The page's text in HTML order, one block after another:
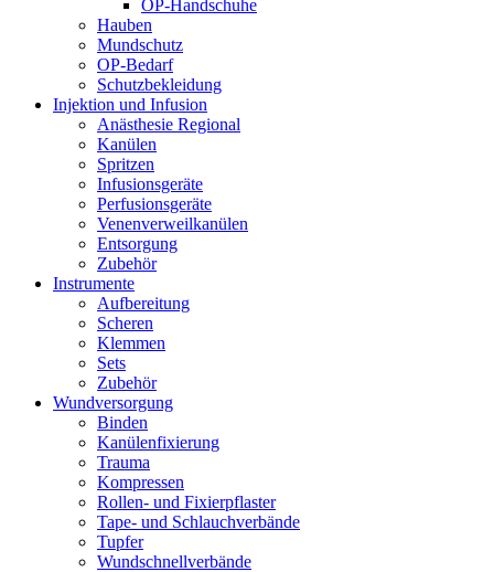
OP-Handschuhe
Hauben
Mundschutz
OP-Bedarf
Schutzbekleidung
Injektion und Infusion
Anästhesie Regional
Kanülen
Spritzen
Infusionsgeräte
Perfusionsgeräte
Venenverweilkanülen
Entsorgung
Zubehör
Instrumente
Aufbereitung
Scheren
Klemmen
Sets
Zubehör
Wundversorgung
Binden
Kanülenfixierung
Trauma
Kompressen
Rollen- und Fixierpflaster
Tape- und Schlauchverbände
Tupfer
Wundschnellverbände